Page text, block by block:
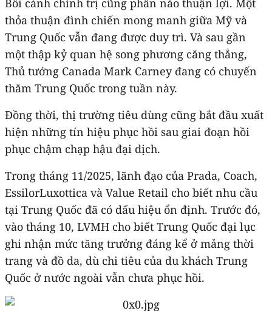
thỏa thuận đình chiến mong manh giữa Mỹ và
Trung Quốc vẫn đang được duy trì. Và sau gần
một thập kỷ quan hệ song phương căng thẳng,
Thủ tướng Canada Mark Carney đang có chuyến
thăm Trung Quốc trong tuần này.
Đồng thời, thị trường tiêu dùng cũng bắt đầu xuất
hiện những tín hiệu phục hồi sau giai đoạn hồi
phục chậm chạp hậu đại dịch.
Trong tháng 11/2025, lãnh đạo của Prada, Coach,
EssilorLuxottica và Value Retail cho biết nhu cầu
tại Trung Quốc đã có dấu hiệu ổn định. Trước đó,
vào tháng 10, LVMH cho biết Trung Quốc đại lục
ghi nhận mức tăng trưởng đáng kể ở mảng thời
trang và đồ da, dù chi tiêu của du khách Trung
Quốc ở nước ngoài vẫn chưa phục hồi.